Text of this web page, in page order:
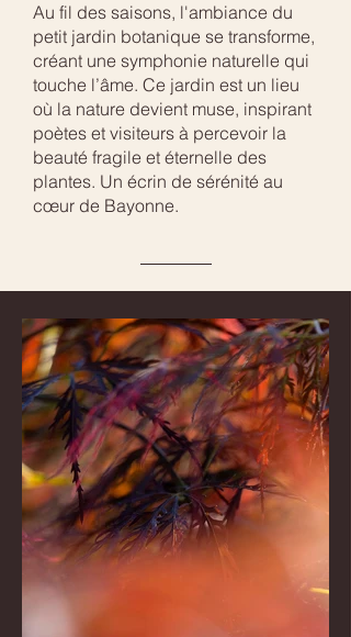
Au fil des saisons, l'ambiance du
petit jardin botanique se transforme,
créant une symphonie naturelle qui
touche l’âme. Ce jardin est un lieu
où la nature devient muse, inspirant
poètes et visiteurs à percevoir la
beauté fragile et éternelle des
plantes. Un écrin de sérénité au
cœur de Bayonne.